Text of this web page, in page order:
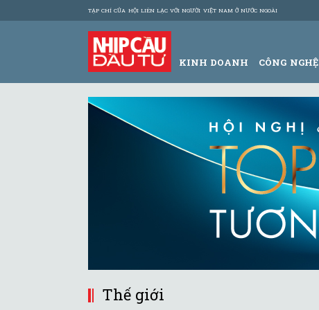
TẠP CHÍ CỦA HỘI LIÊN LẠC VỚI NGƯỜI VIỆT NAM Ở NƯỚC NGOÀI
KINH DOANH CÔNG NGHỆ
Thế giới